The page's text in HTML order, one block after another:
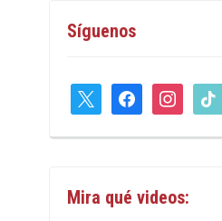
Síguenos
facebookinstagram
tiktok
Mira qué videos: